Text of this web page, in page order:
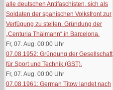
alle deutschen Antifaschisten, sich als
Soldaten der spanischen Volksfront zur
Verfügung zu stellen. Gründung der
„Centuria Thälmann“ in Barcelona.
Fr, 07. Aug. 00:00 Uhr
07.08.1952: Gründung der Gesellschaft
für Sport und Technik (GST).
Fr, 07. Aug. 00:00 Uhr
07.08.1961: German Titow landet nach